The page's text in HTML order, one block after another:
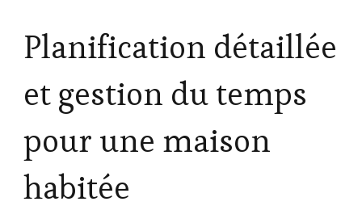
Planification détaillée
et gestion du temps
pour une maison
habitée